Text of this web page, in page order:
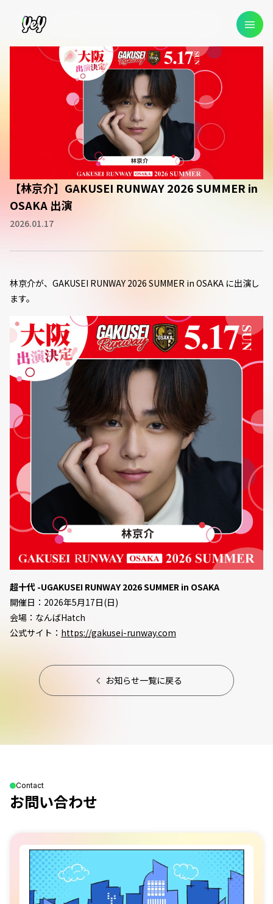
【林京介】GAKUSEI RUNWAY 2026 SUMMER in
OSAKA 出演
2026.01.17
林京介が、GAKUSEI RUNWAY 2026 SUMMER in OSAKA に出演し
ます。
超十代 -UGAKUSEI RUNWAY 2026 SUMMER in OSAKA
開催日：2026年5月17日(日)
会場：なんばHatch
公式サイト： https://gakusei-runway.com
お知らせ一覧に戻る
Contact
お問い合わせ